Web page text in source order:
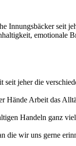
seit
emotionale
jeher die
Arbeit das
Handeln ganz
wir uns gerne